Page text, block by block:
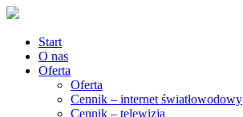
Start
O nas
Oferta
Oferta
Cennik – internet światłowodowy
Cennik – telewizja